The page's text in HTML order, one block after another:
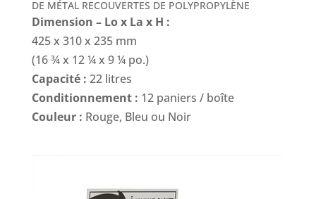
DE MÉTAL RECOUVERTES DE POLYPROPYLÈNE
Dimension – Lo x La x H :
425 x 310 x 235 mm
(16 ¾ x 12 ¼ x 9 ¼ po.)
Capacité : 22 litres
Conditionnement : 12 paniers / boîte
Couleur : Rouge, Bleu ou Noir